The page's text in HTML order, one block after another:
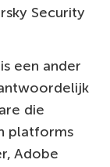
Security
is een ander
die
platforms
Adobe